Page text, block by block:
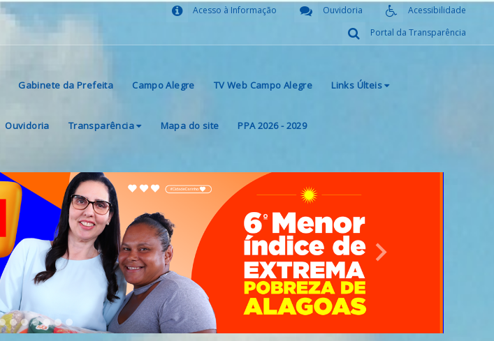
Acessibilidade
Ouvidoria
Acesso à Informação
Portal da Transparência
Gabinete da Prefeita Campo Alegre TV Web Campo Alegre Links Últeis
Ouvidoria Transparência Mapa do site PPA 2026 - 2029
Next